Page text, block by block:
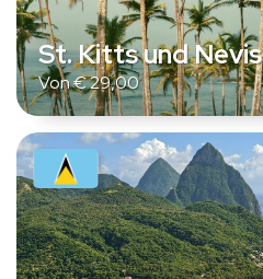
St. Kitts und Nevis
Von€29,00